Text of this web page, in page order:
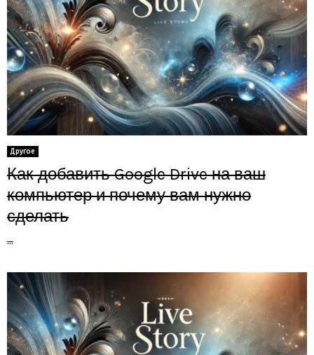
Другое
Как добавить Google Drive на ваш
компьютер и почему вам нужно
сделать
...